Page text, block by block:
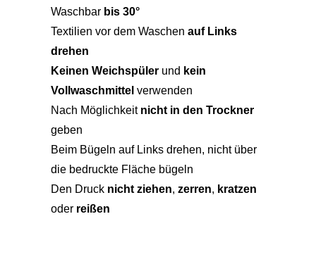
Waschbar bis 30°
Textilien vor dem Waschen auf Links
drehen
Keinen Weichspüler und kein
Vollwaschmittel verwenden
Nach Möglichkeit nicht in den Trockner
geben
Beim Bügeln auf Links drehen, nicht über
die bedruckte Fläche bügeln
Den Druck nicht ziehen, zerren, kratzen
oder reißen